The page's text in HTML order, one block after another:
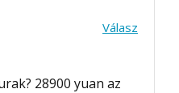
Válasz
28900 yuan az